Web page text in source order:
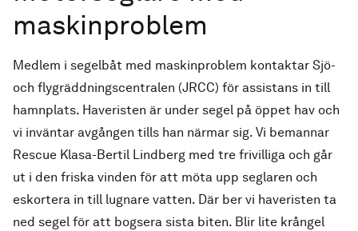
maskinproblem
Medlem i segelbåt med maskinproblem kontaktar Sjö-
och flygräddningscentralen (JRCC) för assistans in till
hamnplats. Haveristen är under segel på öppet hav och
vi inväntar avgången tills han närmar sig. Vi bemannar
Rescue Klasa-Bertil Lindberg med tre frivilliga och går
ut i den friska vinden för att möta upp seglaren och
eskortera in till lugnare vatten. Där ber vi haveristen ta
ned segel för att bogsera sista biten. Blir lite krångel